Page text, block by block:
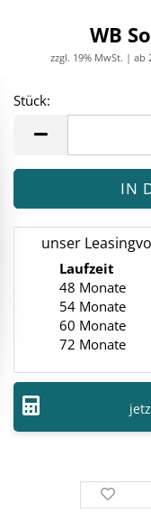
WB
zzgl. 19% MwSt. |
Stück:
unser
Laufzeit
48 Monate
54 Monate
60 Monate
72 Monate